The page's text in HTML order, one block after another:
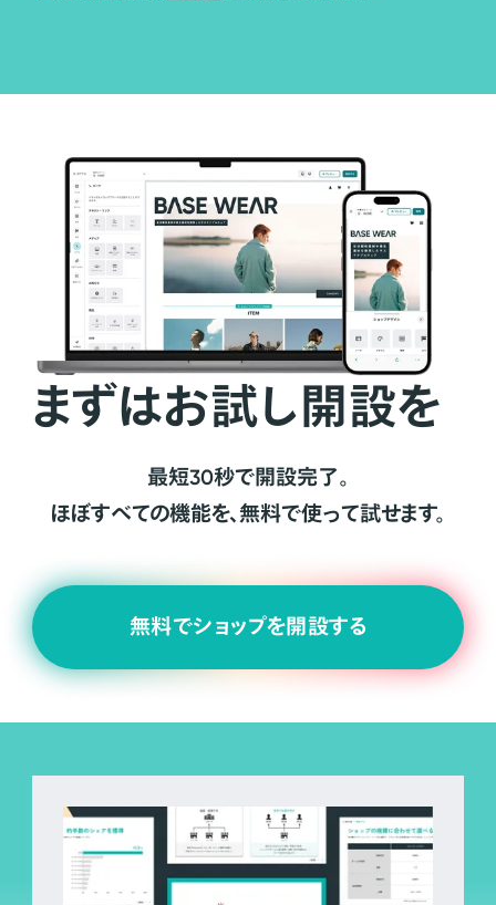
まずはお試し開設を
最短30秒で開設完了。
ほぼすべての機能を、無料で使って試せます。
無料でショップを開設する